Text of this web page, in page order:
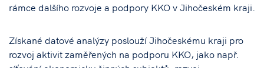
rámce dalšího rozvoje a podpory KKO v Jihočeském kraji.
Získané datové analýzy poslouží Jihočeskému kraji pro
rozvoj aktivit zaměřených na podporu KKO, jako např.